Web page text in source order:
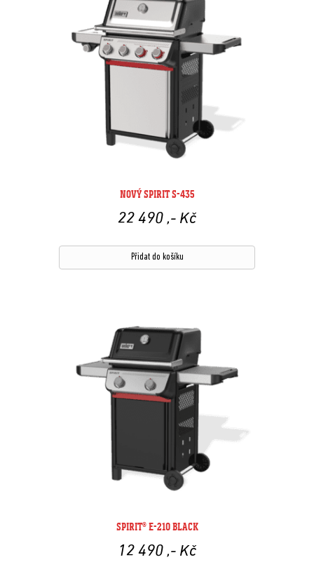
NOVÝ SPIRIT S-435
22 490 ,- Kč
Přidat do košíku
SPIRIT® E-210 BLACK
12 490 ,- Kč